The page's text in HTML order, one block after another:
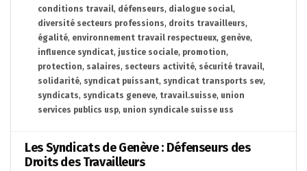
conditions travail, défenseurs, dialogue social,
diversité secteurs professions, droits travailleurs,
égalité, environnement travail respectueux, genève,
influence syndicat, justice sociale, promotion,
protection, salaires, secteurs activité, sécurité travail,
solidarité, syndicat puissant, syndicat transports sev,
syndicats, syndicats geneve, travail.suisse, union
services publics usp, union syndicale suisse uss
Les Syndicats de Genève : Défenseurs des
Droits des Travailleurs